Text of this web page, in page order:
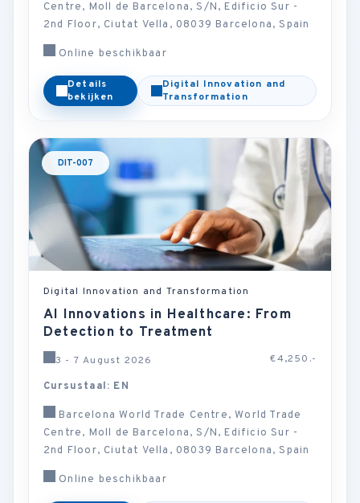
Centre, Moll de Barcelona, S/N, Edificio Sur -
2nd Floor, Ciutat Vella, 08039 Barcelona, Spain
Online beschikbaar
Details
bekijken
Digital Innovation and
Transformation
DIT-007
Digital Innovation and Transformation
AI Innovations in Healthcare: From
Detection to Treatment
3 - 7 August 2026 €4,250.-
Cursustaal: EN
Barcelona World Trade Centre, World Trade
Centre, Moll de Barcelona, S/N, Edificio Sur -
2nd Floor, Ciutat Vella, 08039 Barcelona, Spain
Online beschikbaar